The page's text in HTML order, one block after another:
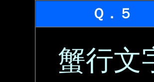
Ｑ．５
蟹行文